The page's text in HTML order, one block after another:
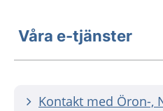
Våra e-tjänster
Kontakt med Öron-,